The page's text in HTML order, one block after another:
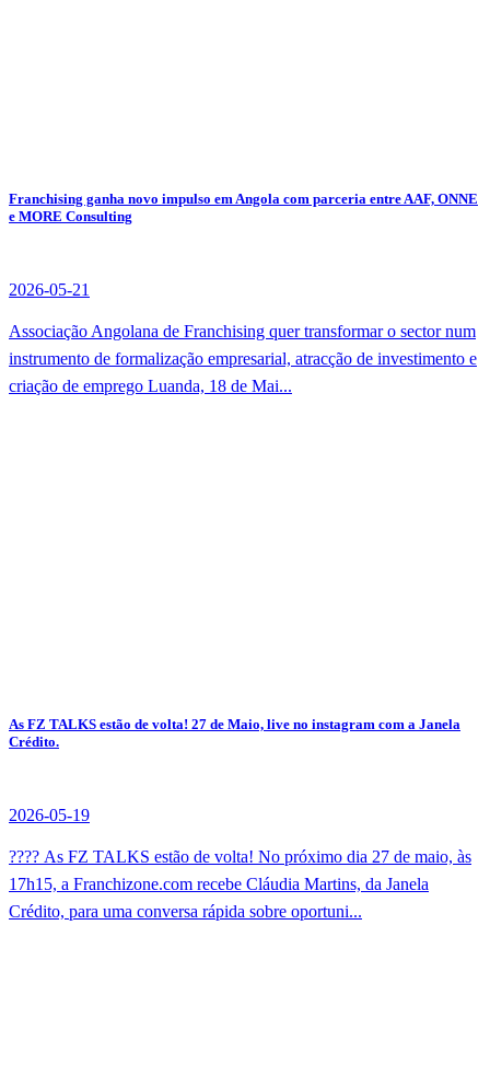
Franchising ganha novo impulso em Angola com parceria entre AAF, ONNE
e MORE Consulting
2026-05-21
Associação Angolana de Franchising quer transformar o sector num
instrumento de formalização empresarial, atracção de investimento e
criação de emprego Luanda, 18 de Mai...
As FZ TALKS estão de volta! 27 de Maio, live no instagram com a Janela
Crédito.
2026-05-19
???? As FZ TALKS estão de volta! No próximo dia 27 de maio, às
17h15, a Franchizone.com recebe Cláudia Martins, da Janela
Crédito, para uma conversa rápida sobre oportuni...